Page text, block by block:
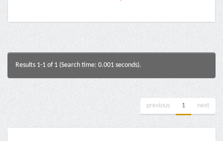
Results 1-1 of 1 (Search time: 0.001 seconds).
previous 1 next